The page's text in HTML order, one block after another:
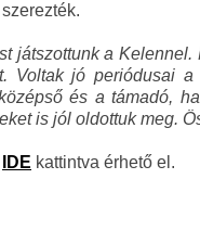
játszottunk a
Voltak jó periódusai
és a támadó,
is jól oldottuk meg.
IDE kattintva érhető el.